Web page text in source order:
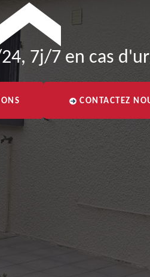
7j/7 en cas
CONTACTEZ